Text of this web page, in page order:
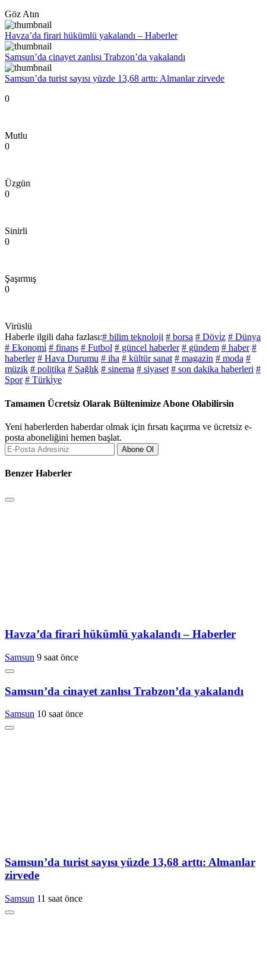
Göz Atın
Havza’da firari hükümlü yakalandı – Haberler
Samsun’da cinayet zanlısı Trabzon’da yakalandı
Samsun’da turist sayısı yüzde 13,68 arttı: Almanlar zirvede
0
Mutlu
0
Üzgün
0
Sinirli
0
Şaşırmış
0
Virüslü
Haberle ilgili daha fazlası:# bilim teknoloji # borsa # Dövi̇z # Dünya
# Ekonomi̇ # finans # Futbol # güncel haberler # gündem # haber #
haberler # Hava Durumu # iha # kültür sanat # magazin # moda #
müzik # politika # Sağlık # sinema # siyaset # son dakika haberleri #
Spor # Türki̇ye
Tamamen Ücretsiz Olarak Bültenimize Abone Olabilirsin
Yeni haberlerden haberdar olmak için fırsatı kaçırma ve ücretsiz e-
posta aboneliğini hemen başlat.
Abone Ol
Benzer Haberler
Havza’da firari hükümlü yakalandı – Haberler
Samsun 9 saat önce
Samsun’da cinayet zanlısı Trabzon’da yakalandı
Samsun 10 saat önce
Samsun’da turist sayısı yüzde 13,68 arttı: Almanlar
zirvede
Samsun 11 saat önce